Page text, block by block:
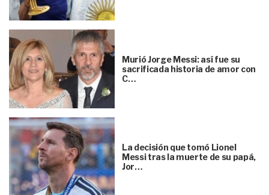
Murió Jorge Messi: así fue su
sacrificada historia de amor con
C…
La decisión que tomó Lionel
Messi tras la muerte de su papá,
Jor…